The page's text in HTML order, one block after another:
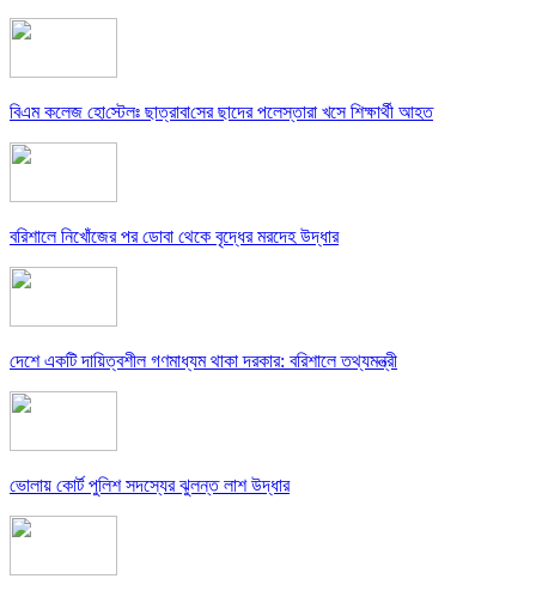
বিএম কলে‌জ হো‌স্টেলঃ ছাত্রাবা‌সের ছাদের পলেস্তারা খসে শিক্ষার্থী আহত
বরিশালে নিখোঁজের পর ডোবা থেকে বৃদ্ধের মরদেহ উদ্ধার
দেশে একটি দায়িত্বশীল গণমাধ্যম থাকা দরকার: বরিশালে তথ্যমন্ত্রী
ভোলায় কোর্ট পুলিশ সদস্যের ঝুলন্ত লাশ উদ্ধার